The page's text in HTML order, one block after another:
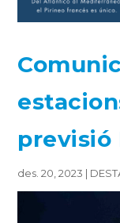
previsió
des. 20, 2023 |